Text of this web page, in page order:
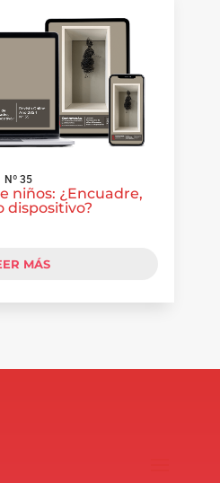
Nº 35
niños: ¿Encuadre,
dispositivo?
MÁS